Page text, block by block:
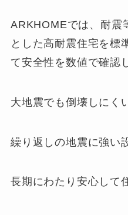
ARKHOMEでは、耐震
とした高耐震住宅を標
て安全性を数値で確認
大地震でも倒壊しにく
繰り返しの地震に強い
長期にわたり安心して